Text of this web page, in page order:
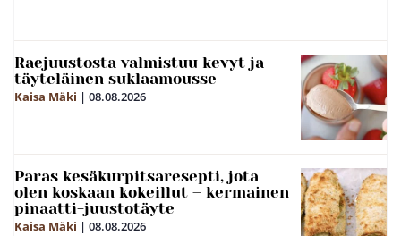
Raejuustosta valmistuu kevyt ja
täyteläinen suklaamousse
Kaisa Mäki | 08.08.2026
Paras kesäkurpitsaresepti, jota
olen koskaan kokeillut – kermainen
pinaatti-juustotäyte
Kaisa Mäki | 08.08.2026